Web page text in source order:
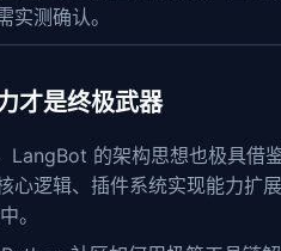
实测确认。
才是终极武器
LangBot 的架构思想也极具借
心逻辑、插件系统实现能力
。